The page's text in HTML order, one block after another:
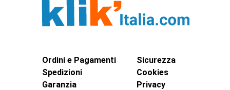
Ordini e Pagamenti
Spedizioni
Garanzia
Sicurezza
Cookies
Privacy